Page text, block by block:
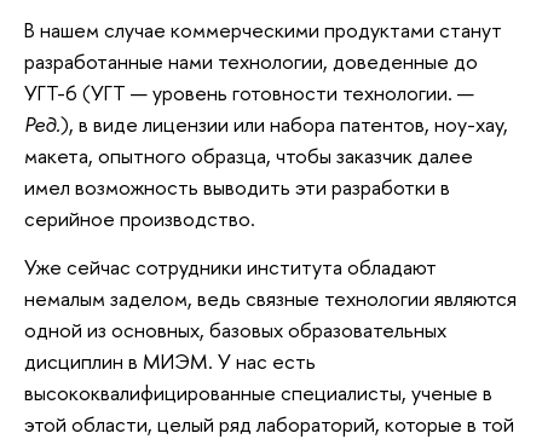
В нашем случае коммерческими продуктами станут
разработанные нами технологии, доведенные до
УГТ-6 (УГТ — уровень готовности технологии. —
Ред.), в виде лицензии или набора патентов, ноу-хау,
макета, опытного образца, чтобы заказчик далее
имел возможность выводить эти разработки в
серийное производство.
Уже сейчас сотрудники института обладают
немалым заделом, ведь связные технологии являются
одной из основных, базовых образовательных
дисциплин в МИЭМ. У нас есть
высококвалифицированные специалисты, ученые в
этой области, целый ряд лабораторий, которые в той